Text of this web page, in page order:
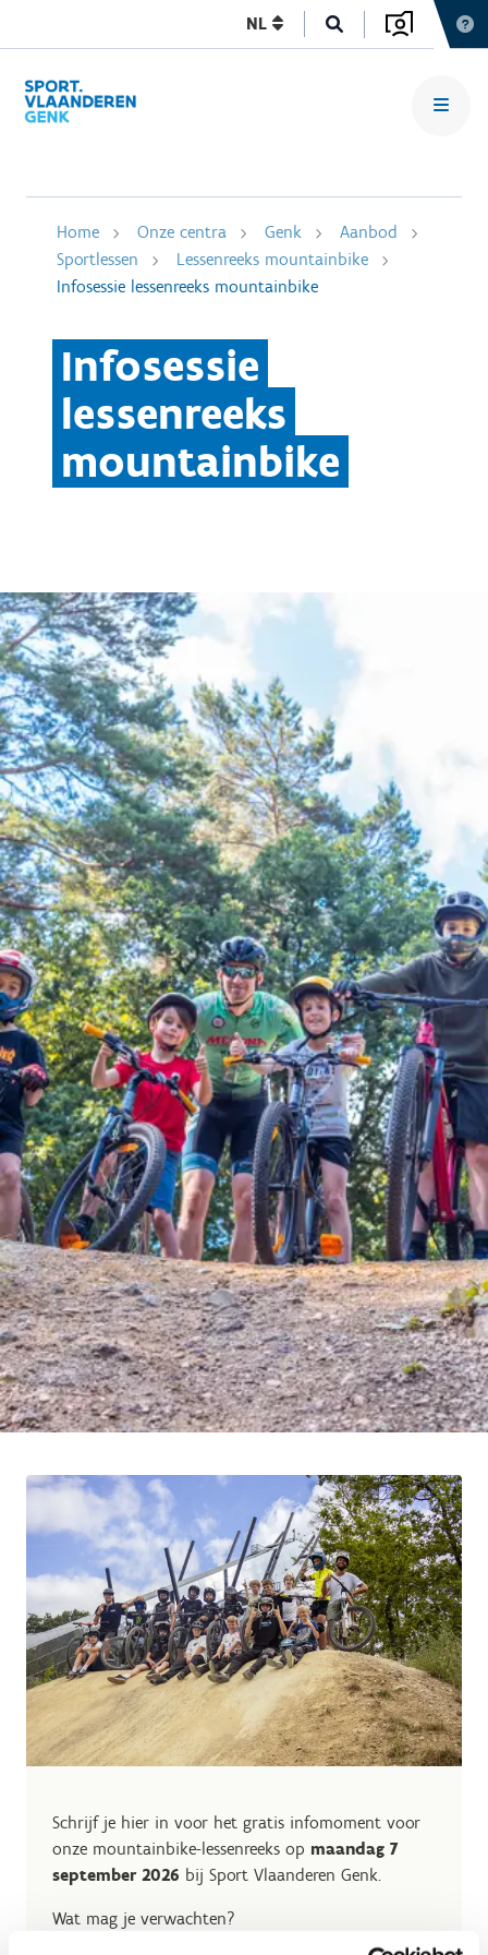
NL
Home Onze centra Genk
Aanbod
Sportlessen
Lessenreeks mountainbike
Infosessie lessenreeks mountainbike
Infosessie
lessenreeks
mountainbike
Schrijf je hier in voor het gratis infomoment voor
onze mountainbike-lessenreeks op maandag 7
september 2026 bij Sport Vlaanderen Genk.
Wat mag je verwachten?